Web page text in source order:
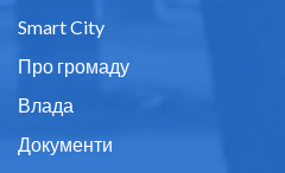
Smart City
Про громаду
Влада
Документи